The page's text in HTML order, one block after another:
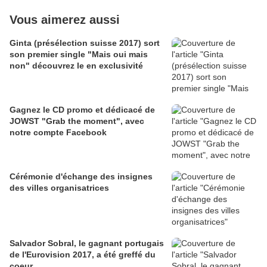
Vous aimerez aussi
Ginta (présélection suisse 2017) sort
son premier single "Mais oui mais
non" découvrez le en exclusivité
Gagnez le CD promo et dédicacé de
JOWST "Grab the moment", avec
notre compte Facebook
Cérémonie d'échange des insignes
des villes organisatrices
Salvador Sobral, le gagnant portugais
de l'Eurovision 2017, a été greffé du